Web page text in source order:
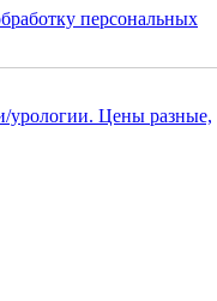
персональных
урологии. Цены разные,